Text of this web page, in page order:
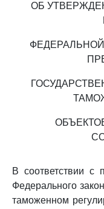
ОБ
В соответствии с
Федерального
таможенном